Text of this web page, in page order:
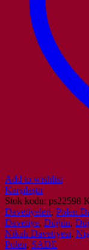
Davetiye
Add to wishlist
Karşılaştır
Stok kodu: ps22598
Davetiyeleri, Polen
Davetiye, Düğün,
Nikah Davetiyesi,
Polen, SADE